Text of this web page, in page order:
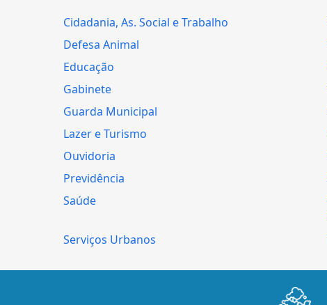
Cidadania, As. Social e Trabalho
Defesa Animal
Educação
Gabinete
Guarda Municipal
Lazer e Turismo
Ouvidoria
Previdência
Saúde
Serviços Urbanos